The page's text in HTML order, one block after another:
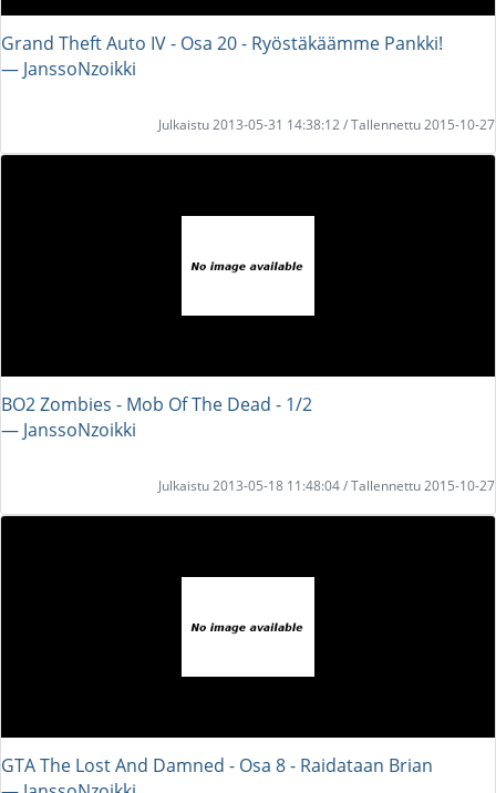
Grand Theft Auto IV - Osa 20 - Ryöstäkäämme Pankki!
― JanssoNzoikki
Julkaistu 2013-05-31 14:38:12 / Tallennettu 2015-10-27
BO2 Zombies - Mob Of The Dead - 1/2
― JanssoNzoikki
Julkaistu 2013-05-18 11:48:04 / Tallennettu 2015-10-27
GTA The Lost And Damned - Osa 8 - Raidataan Brian